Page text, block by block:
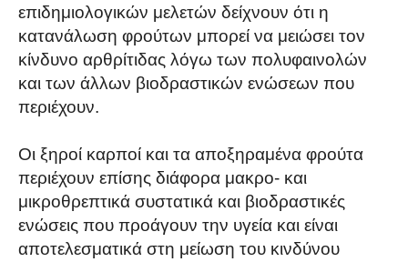
επιδημιολογικών μελετών δείχνουν ότι η
κατανάλωση φρούτων μπορεί να μειώσει τον
κίνδυνο αρθρίτιδας λόγω των πολυφαινολών
και των άλλων βιοδραστικών ενώσεων που
περιέχουν.
Οι ξηροί καρποί και τα αποξηραμένα φρούτα
περιέχουν επίσης διάφορα μακρο- και
μικροθρεπτικά συστατικά και βιοδραστικές
ενώσεις που προάγουν την υγεία και είναι
αποτελεσματικά στη μείωση του κινδύνου